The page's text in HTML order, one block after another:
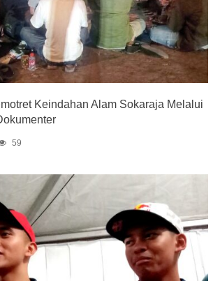
Keindahan Alam Sokaraja Melalui
59